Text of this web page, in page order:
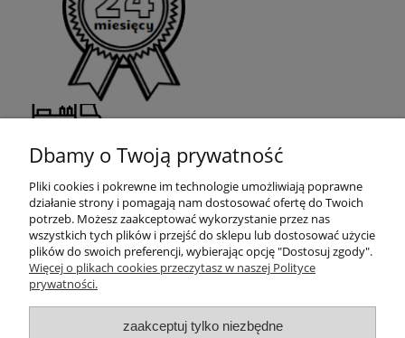
sklepów nabiałowych
Moje konto
Dbamy o Twoją prywatność
Pliki cookies i pokrewne im technologie umożliwiają poprawne
działanie strony i pomagają nam dostosować ofertę do Twoich
potrzeb. Możesz zaakceptować wykorzystanie przez nas
wszystkich tych plików i przejść do sklepu lub dostosować użycie
plików do swoich preferencji, wybierając opcję "Dostosuj zgody".
Więcej o plikach cookies przeczytasz w naszej Polityce
prywatności.
zaakceptuj tylko niezbędne